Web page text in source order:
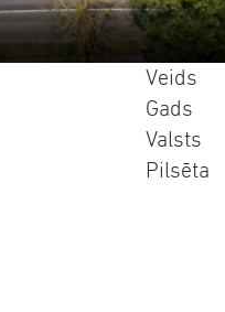
Veids
Gads
Valsts
Pilsēta